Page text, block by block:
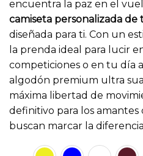
encuentra la paz en el
camiseta personalizada de
diseñada para ti. Con un
la prenda ideal para lucir
competiciones o en tu día
algodón premium ultra
máxima libertad de
definitivo para los
buscan marcar la